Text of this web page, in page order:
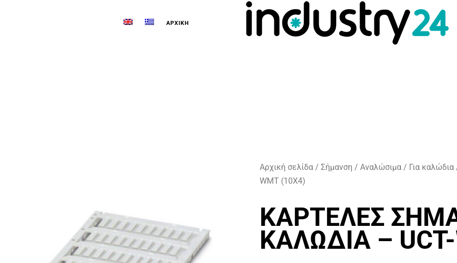
ΑΡΧΙΚΉ
Αρχική σελίδα /Σήμανση /Αναλώσιμα / Για καλώδια
WMT (10X4)
ΚΑΡΤΈΛΕΣ
ΚΑΛΏΔΙΑ –